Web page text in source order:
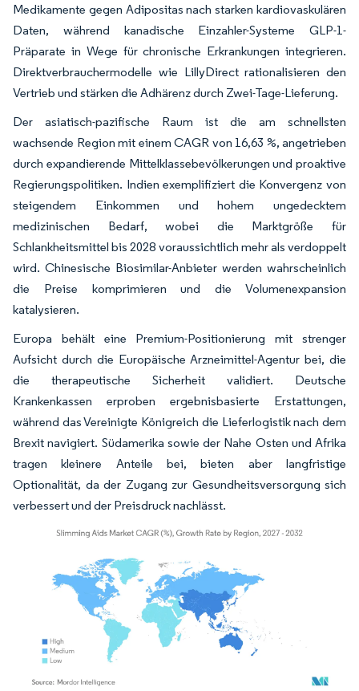
Medikamente gegen Adipositas nach starken kardiovaskulären
Daten, während kanadische Einzahler-Systeme GLP-1-
Präparate in Wege für chronische Erkrankungen integrieren.
Direktverbrauchermodelle wie LillyDirect rationalisieren den
Vertrieb und stärken die Adhärenz durch Zwei-Tage-Lieferung.
Der asiatisch-pazifische Raum ist die am schnellsten
wachsende Region mit einem CAGR von 16,63 %, angetrieben
durch expandierende Mittelklassebevölkerungen und proaktive
Regierungspolitiken. Indien exemplifiziert die Konvergenz von
steigendem Einkommen und hohem ungedecktem
medizinischen Bedarf, wobei die Marktgröße für
Schlankheitsmittel bis 2028 voraussichtlich mehr als verdoppelt
wird. Chinesische Biosimilar-Anbieter werden wahrscheinlich
die Preise komprimieren und die Volumenexpansion
katalysieren.
Europa behält eine Premium-Positionierung mit strenger
Aufsicht durch die Europäische Arzneimittel-Agentur bei, die
die therapeutische Sicherheit validiert. Deutsche
Krankenkassen erproben ergebnisbasierte Erstattungen,
während das Vereinigte Königreich die Lieferlogistik nach dem
Brexit navigiert. Südamerika sowie der Nahe Osten und Afrika
tragen kleinere Anteile bei, bieten aber langfristige
Optionalität, da der Zugang zur Gesundheitsversorgung sich
verbessert und der Preisdruck nachlässt.